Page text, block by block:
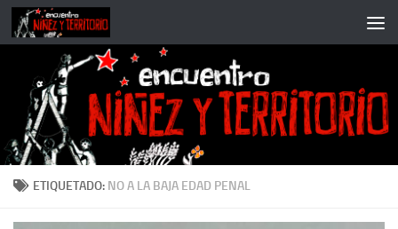
Saltar al contenido
ETIQUETADO: NO A LA BAJA EDAD PENAL